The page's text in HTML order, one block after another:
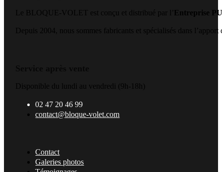
Le BLOQUE-VOLET est conçu et distribué par l’ Entreprise
Depuis 2004, nous sommes fabricants et spécialisés dans
Disponible du lundi au vendredi (9h-18h)
02 47 20 46 99
contact@bloque-volet.com
Contact
Galeries photos